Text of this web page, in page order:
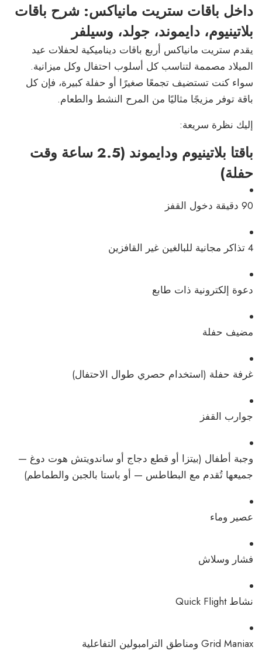
داخل باقات ستريت مانياكس: شرح باقات
بلاتينيوم، دايموند، جولد، وسيلفر
يقدم ستريت مانياكس أربع باقات ديناميكية لحفلات عيد
الميلاد مصممة لتناسب كل أسلوب احتفال وكل ميزانية.
سواء كنت تستضيف تجمعًا صغيرًا أو حفلة كبيرة، فإن كل
باقة توفر مزيجًا مثاليًا من المرح النشط والطعام.
إليك نظرة سريعة:
باقتا بلاتينيوم ودايموند (2.5 ساعة وقت
حفلة)
90 دقيقة دخول القفز
4 تذاكر مجانية للبالغين غير القافزين
دعوة إلكترونية ذات طابع
مضيف حفلة
غرفة حفلة (استخدام حصري طوال الاحتفال)
جوارب القفز
وجبة أطفال (بيتزا أو قطع دجاج أو ساندويتش هوت دوغ —
جميعها تُقدم مع البطاطس — أو باستا بالجبن والطماطم)
عصير وماء
فشار وسلاش
نشاط Quick Flight
Grid Maniax ومناطق الترامبولين التفاعلية